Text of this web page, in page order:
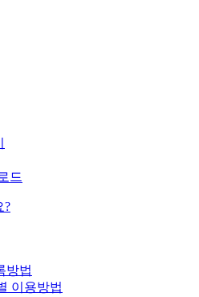
드
?
방법
이용방법